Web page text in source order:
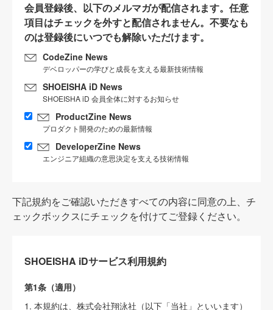
会員登録後、以下のメルマガが配信されます。任意
項目はチェックを外すと配信されません。不要なも
のは登録後にいつでも解除いただけます。
CodeZine News
デベロッパーの学びと成長を支える最新技術情報
SHOEISHA iD News
SHOEISHA iD 会員全体に対するお知らせ
ProductZine News
プロダクト開発のための最新情報
DeveloperZine News
エンジニア組織の意思決定を支える技術情報
下記規約をご確認いただきすべての内容に同意の上、チ
ェックボックスにチェックを付けてご登録ください。
SHOEISHA iDサービス利用規約
第1条（適用）
1. 本規約は、株式会社翔泳社（以下「当社」といいます）